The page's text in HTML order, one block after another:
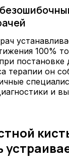
100%
постановке
терапии он
и